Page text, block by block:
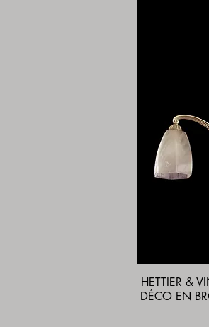
HETTIER &
DÉCO EN